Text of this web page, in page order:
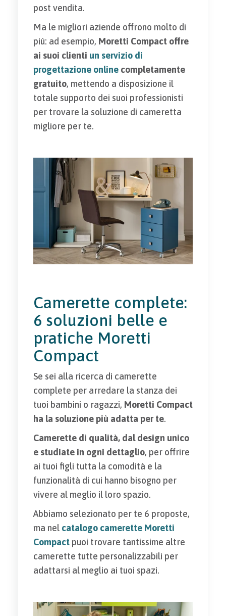
post vendita.
Ma le migliori aziende offrono molto di
più: ad esempio, Moretti Compact offre
ai suoi clienti un servizio di
progettazione onlinecompletamente
gratuito, mettendo a disposizione il
totale supporto dei suoi professionisti
per trovare la soluzione di cameretta
migliore per te.
Camerette complete:
6 soluzioni belle e
pratiche Moretti
Compact
Se sei alla ricerca di camerette
complete per arredare la stanza dei
tuoi bambini o ragazzi, Moretti Compact
ha la soluzione più adatta per te.
Camerette di qualità, dal design unico
e studiate in ogni dettaglio, per offrire
ai tuoi figli tutta la comodità e la
funzionalità di cui hanno bisogno per
vivere al meglio il loro spazio.
Abbiamo selezionato per te 6 proposte,
ma nel catalogo camerette Moretti
Compactpuoi trovare tantissime altre
camerette tutte personalizzabili per
adattarsi al meglio ai tuoi spazi.